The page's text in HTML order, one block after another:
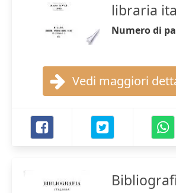
libraria
Numero di
Vedi maggiori